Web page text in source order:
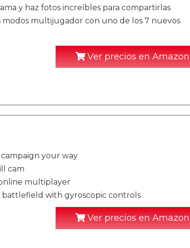
y haz fotos increíbles para compartirlas
multijugador con uno de los 7 nuevos
Ver precios en Amazon
your way
cam
multiplayer
with gyroscopic controls
Ver precios en Amazon